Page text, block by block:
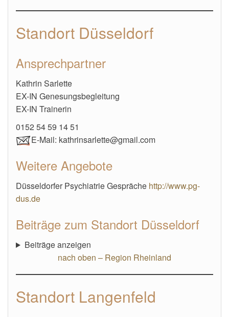
Standort Düsseldorf
Ansprechpartner
Kathrin Sarlette
EX-IN Genesungsbegleitung
EX-IN Trainerin
0152 54 59 14 51
E-Mail: kathrinsarlette@gmail.com
Weitere Angebote
Düsseldorfer Psychiatrie Gespräche http://www.pg-
dus.de
Beiträge zum Standort Düsseldorf
Beiträge anzeigen
nach oben – Region Rheinland
Standort Langenfeld